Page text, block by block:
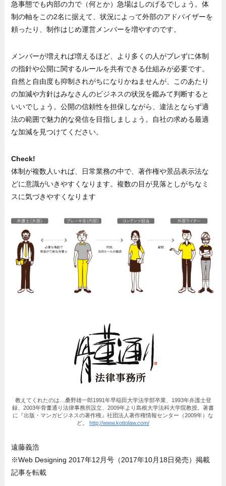
急事態でも内部の力で（何とか）急場はしのげるでしょう。体
制の軸をこの2名に据えて、状況によって外部のアドバイザーを
頼ったり、制作はじめ運営メンバーを増やすのです。
メンバーが増えれば増えるほど、より多くの人がブレずに体制
の指針や公開に関するルールを共有できる仕組みが必要です。
自然と自由度も抑制されがちになりかねませんが、このあたり
の加減や方針はみなさんのビジネスの状況を鑑みて判断すると
いいでしょう。公開の信頼性を担保しながら、違法とならず適
法の範囲で魅力的な発信を目指しましょう。自社の求める最適
な加減を見つけてください。
Check!
体制が複数人いれば、日常業務の中で、著作権や景品表示法な
どに意識がいきやすくなります。複数の目が見落としがちなミ
スに気づきやすくなります
教えてくれたのは…桑野雄一郎1991年早稲田大学法学部卒業、1993年弁護士登
録、2003年骨董通り法律事務所設立、2009年より島根大学法科大学院教授。著書
に『出版・マンガビジネスの著作権』社団法人著作権情報センター（2009年）な
ど。 http;//www.kottolaw.com/
遠藤義浩
※Web Designing 2017年12月号（2017年10月18日発売）掲載
記事を転載